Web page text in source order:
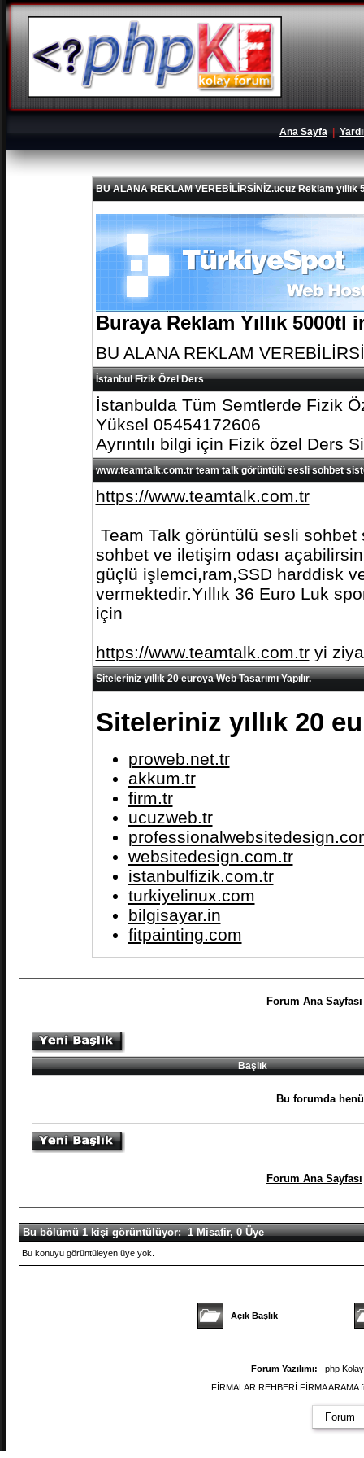
Ana Sayfa|
BU ALANA REKLAM VEREBİLİRSİNİZ.ucuz Reklam yıllık
Buraya Reklam Yıllık
BU ALANA REKLAM
İstanbul Fizik Özel Ders
İstanbulda Tüm Semtlerde Fizik
Yüksel 05454172606
Ayrıntılı bilgi için Fizik özel Ders
www.teamtalk.com.tr team talk görüntülü sesli sohbet
https://www.teamtalk.com.tr
Team Talk görüntülü sesli
sohbet ve iletişim odası
güçlü işlemci,ram,SSD harddisk
vermektedir.Yıllık 36 Euro Luk
için
https://www.teamtalk.com.tryi
Siteleriniz yıllık 20 euroya Web Tasarımı Yapılır.
Siteleriniz yıllık 20
proweb.net.tr
akkum.tr
firm.tr
ucuzweb.tr
websitedesign.com.tr
istanbulfizik.com.tr
turkiyelinux.com
bilgisayar.in
fitpainting.com
Forum Ana Sayfası
Başlık
Bu forumda
Forum Ana Sayfası
Bu bölümü 1 kişi görüntülüyor: 1 Misafir, 0 Üye
Bu konuyu görüntüleyen üye yok.
Açık Başlık
Forum Yazılımı:
php
FİRMALAR REHBERİ FİRMA
Forum